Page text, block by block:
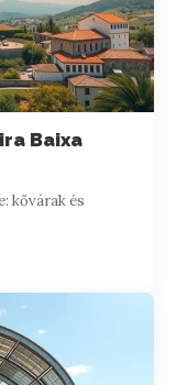
Baixa
kővárak és